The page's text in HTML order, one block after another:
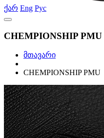
ქარ Eng Рус
CHEMPIONSHIP PMU
მთავარი
CHEMPIONSHIP PMU